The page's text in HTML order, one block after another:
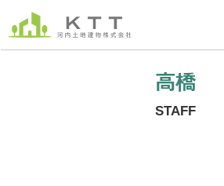
高橋
STAFF